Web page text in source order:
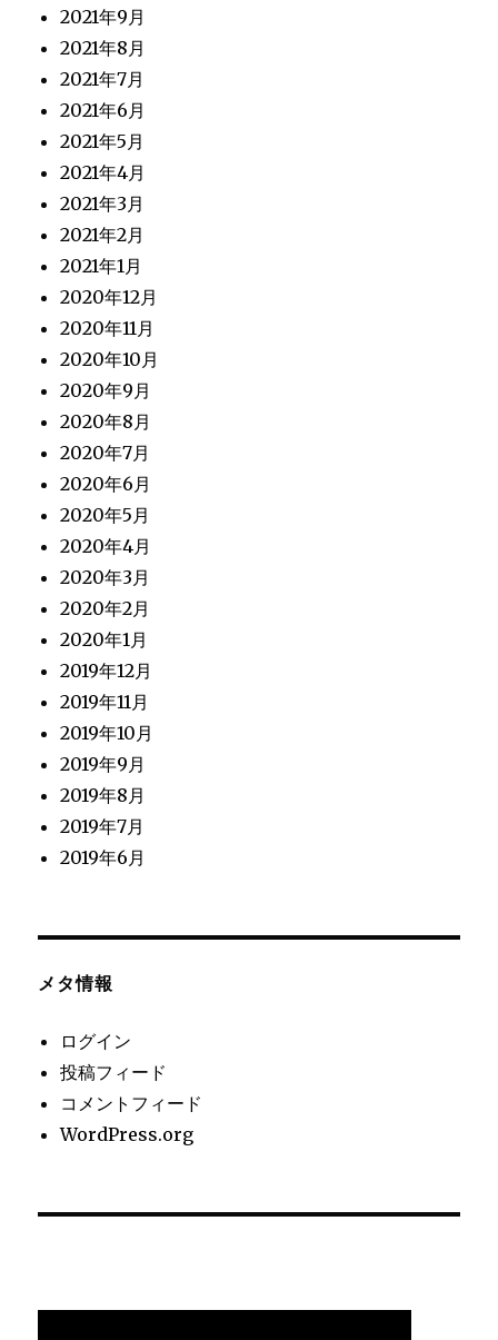
2021年9月
2021年8月
2021年7月
2021年6月
2021年5月
2021年4月
2021年3月
2021年2月
2021年1月
2020年12月
2020年11月
2020年10月
2020年9月
2020年8月
2020年7月
2020年6月
2020年5月
2020年4月
2020年3月
2020年2月
2020年1月
2019年12月
2019年11月
2019年10月
2019年9月
2019年8月
2019年7月
2019年6月
メタ情報
ログイン
投稿フィード
コメントフィード
WordPress.org